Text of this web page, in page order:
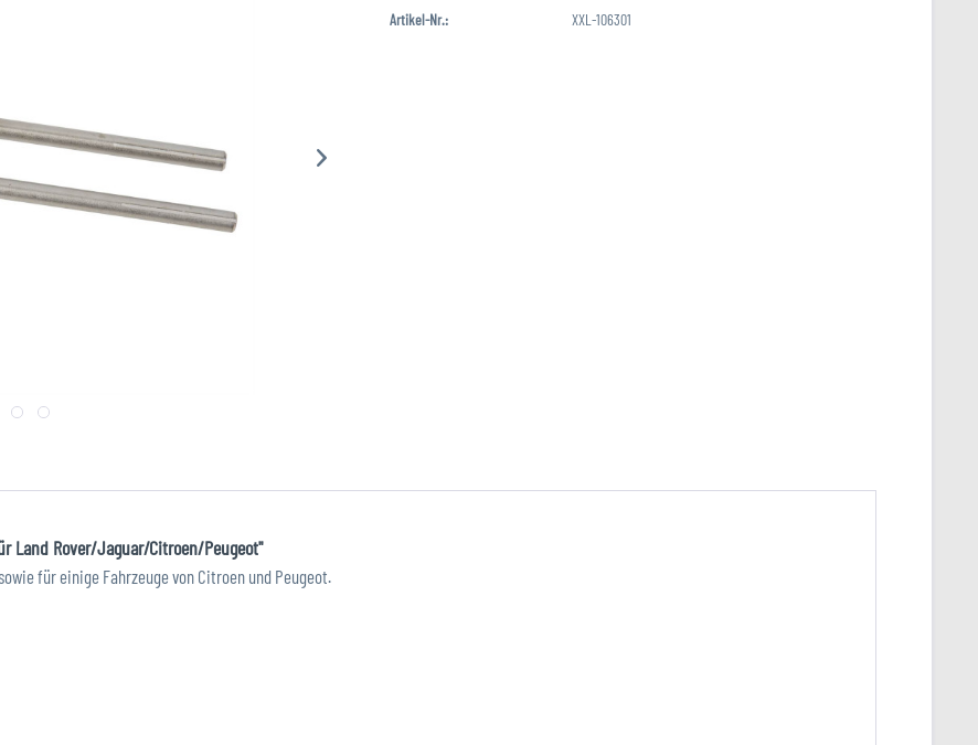
Artikel-Nr.: XXL-106301
Land Rover/Jaguar/Citroen/Peugeot"
für einige Fahrzeuge von Citroen und Peugeot.